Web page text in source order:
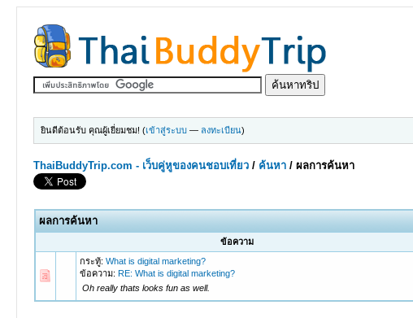
ยินดีต้อนรับ คุณผู้เยี่ยมชม! (เข้าสู่ระบบ — ลงทะเบียน)
ThaiBuddyTrip.com - เว็บคู่หูของคนชอบเที่ยว / ค้นหา /ผลการค้นหา
ผลการค้นหา
ข้อความ
กระทู้: What is digital marketing?
ข้อความ: RE: What is digital marketing?
Oh really thats looks fun as well.